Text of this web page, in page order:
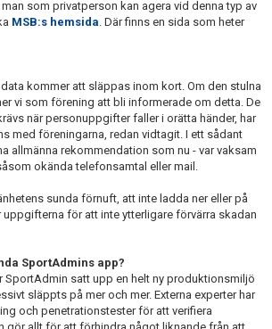
som privatperson kan agera vid denna typ av
MSB:s hemsida. Där finns en sida som heter
kommer att släppas inom kort. Om den stulna
vi som förening att bli informerade om detta. De
när personuppgifter faller i orätta händer, har
med föreningarna, redan vidtagit. I ett sådant
allmänna rekommendation som nu - var vaksam
okända telefonsamtal eller mail.
sunda förnuft, att inte ladda ner eller på
uppgifterna för att inte ytterligare förvärra skadan
SportAdmins app?
SportAdmin satt upp en helt ny produktionsmiljö
släppts på mer och mer. Externa experter har
och penetrationstester för att verifiera